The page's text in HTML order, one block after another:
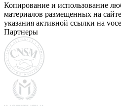
Копирование и использование
материалов размещенных на
указания активной ссылки на
Партнеры